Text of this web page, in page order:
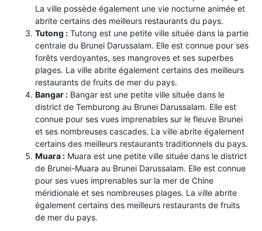
La ville possède également une vie nocturne animée et
abrite certains des meilleurs restaurants du pays.
Tutong : Tutong est une petite ville située dans la partie
centrale du Brunei Darussalam. Elle est connue pour ses
forêts verdoyantes, ses mangroves et ses superbes
plages. La ville abrite également certains des meilleurs
restaurants de fruits de mer du pays.
Bangar : Bangar est une petite ville située dans le
district de Temburong au Brunei Darussalam. Elle est
connue pour ses vues imprenables sur le fleuve Brunei
et ses nombreuses cascades. La ville abrite également
certains des meilleurs restaurants traditionnels du pays.
Muara : Muara est une petite ville située dans le district
de Brunei-Muara au Brunei Darussalam. Elle est connue
pour ses vues imprenables sur la mer de Chine
méridionale et ses nombreuses plages. La ville abrite
également certains des meilleurs restaurants de fruits
de mer du pays.